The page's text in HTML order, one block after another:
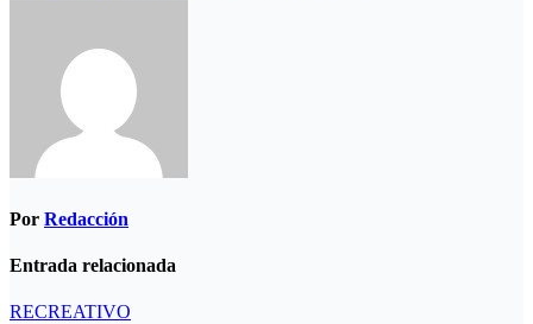
Por Redacción
Entrada relacionada
RECREATIVO